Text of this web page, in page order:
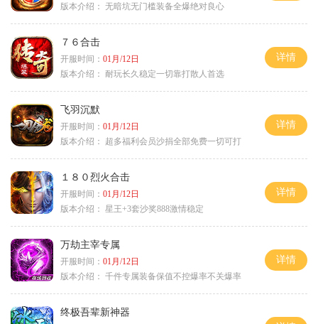
版本介绍： 无暗坑无门槛装备全爆绝对良心
７６合击
开服时间： 01月/12日
版本介绍： 耐玩长久稳定一切靠打散人首选
详情
飞羽沉默
开服时间： 01月/12日
版本介绍：
超多福利会员沙捐全部免费一切可打
详情
１８０烈火合击
开服时间： 01月/12日
版本介绍： 星王+3套沙奖888激情稳定
详情
万劫主宰专属
开服时间： 01月/12日
版本介绍： 千件专属装备保值不控爆率不关爆率
详情
终极吾辈新神器